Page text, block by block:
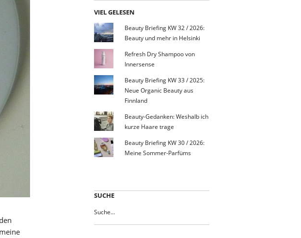
VIEL GELESEN
Beauty Briefing KW 32 / 2026:
Beauty und mehr in Helsinki
Refresh Dry Shampoo von
Innersense
Beauty Briefing KW 33 / 2025:
Neue Organic Beauty aus
Finnland
Beauty-Gedanken: Weshalb ich
kurze Haare trage
Beauty Briefing KW 30 / 2026:
Meine Sommer-Parfüms
SUCHE